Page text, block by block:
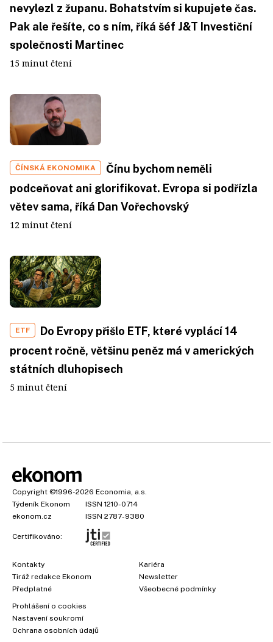
nevylezl z županu. Bohatstvím si kupujete čas.
Pak ale řešíte, co s ním, říká šéf J&T Investiční
společnosti Martinec
15 minut čtení
ČÍNSKÁ EKONOMIKA
Čínu bychom neměli
podceňovat ani glorifikovat. Evropa si podřízla
větev sama, říká Dan Vořechovský
12 minut čtení
ETF
Do Evropy přišlo ETF, které vyplácí 14
procent ročně, většinu peněz má v amerických
státních dluhopisech
5 minut čtení
Copyright ©1996-2026 Economia, a.s.
Týdeník Ekonom
ISSN 1210-0714
ekonom.cz
ISSN 2787-9380
Certifikováno:
Kontakty
Tiráž redakce Ekonom
Předplatné
Kariéra
Newsletter
Všeobecné podmínky
Prohlášení o cookies
Nastavení soukromí
Ochrana osobních údajů